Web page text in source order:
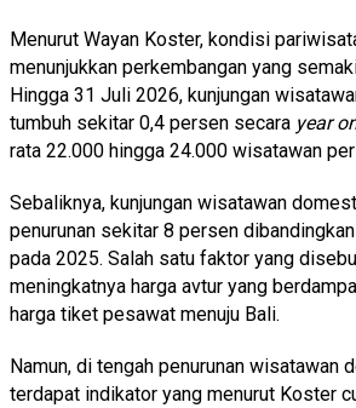
Menurut Wayan Koster, kondisi
menunjukkan perkembangan yang
Hingga 31 Juli 2026, kunjungan
tumbuh sekitar 0,4 persen secara year
rata 22.000 hingga 24.000 wisatawan per
Sebaliknya, kunjungan wisatawan
penurunan sekitar 8 persen
pada 2025. Salah satu faktor yang
meningkatnya harga avtur yang
harga tiket pesawat menuju Bali.
Namun, di tengah penurunan wisatawan
terdapat indikator yang menurut Koster